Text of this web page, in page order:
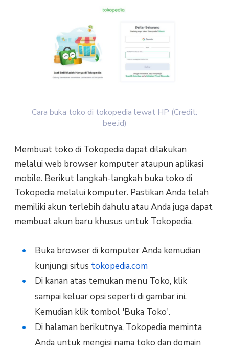
Cara buka toko di tokopedia lewat HP (Credit:
bee.id)
Membuat toko di Tokopedia dapat dilakukan
melalui web browser komputer ataupun aplikasi
mobile. Berikut langkah-langkah buka toko di
Tokopedia melalui komputer. Pastikan Anda telah
memiliki akun terlebih dahulu atau Anda juga dapat
membuat akun baru khusus untuk Tokopedia.
Buka browser di komputer Anda kemudian
kunjungi situs tokopedia.com
Di kanan atas temukan menu Toko, klik
sampai keluar opsi seperti di gambar ini.
Kemudian klik tombol 'Buka Toko'.
Di halaman berikutnya, Tokopedia meminta
Anda untuk mengisi nama toko dan domain